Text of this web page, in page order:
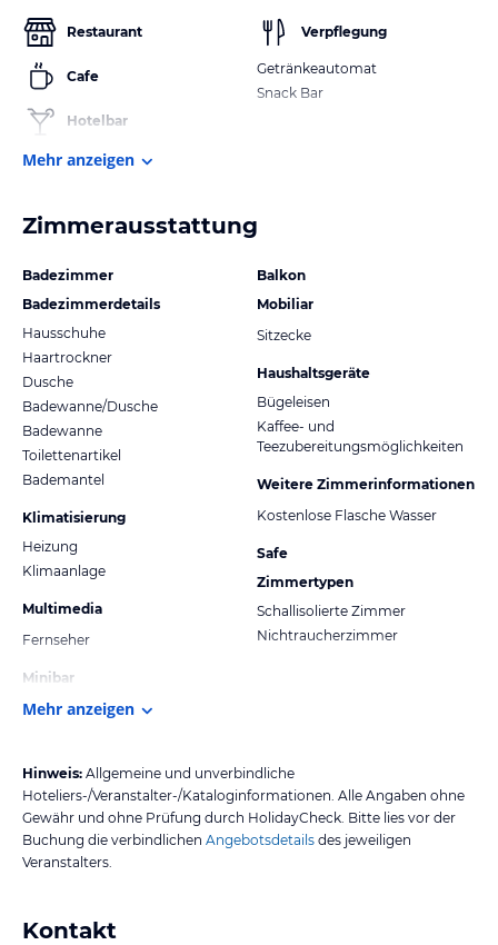
Restaurant
Cafe
Hotelbar
Verpflegung
Getränkeautomat
Snack Bar
Mehr anzeigen
Zimmerausstattung
Badezimmer
Badezimmerdetails
Hausschuhe
Haartrockner
Dusche
Badewanne/Dusche
Badewanne
Toilettenartikel
Bademantel
Klimatisierung
Heizung
Klimaanlage
Multimedia
Fernseher
Minibar
Balkon
Mobiliar
Sitzecke
Haushaltsgeräte
Bügeleisen
Kaffee- und
Teezubereitungsmöglichkeiten
Weitere Zimmerinformationen
Kostenlose Flasche Wasser
Safe
Zimmertypen
Schallisolierte Zimmer
Nichtraucherzimmer
Mehr anzeigen
Hinweis: Allgemeine und unverbindliche
Hoteliers-/Veranstalter-/Kataloginformationen. Alle Angaben ohne
Gewähr und ohne Prüfung durch HolidayCheck. Bitte lies vor der
Buchung die verbindlichen Angebotsdetails des jeweiligen
Veranstalters.
Kontakt